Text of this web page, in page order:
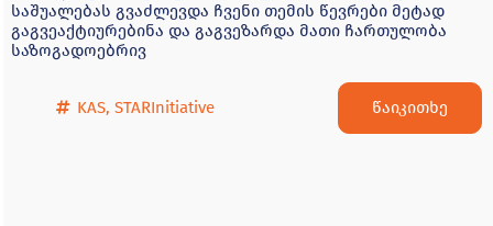
საშუალებას გვაძლევდა ჩვენი თემის წევრები მეტად
გაგვეაქტიურებინა და გაგვეზარდა მათი ჩართულობა
საზოგადოებრივ
KAS, STARInitiative წაიკითხე